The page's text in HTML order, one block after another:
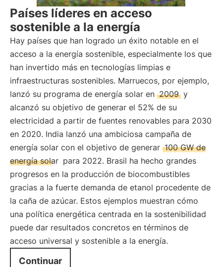
Países líderes en acceso
sostenible a la energía
Hay países que han logrado un éxito notable en el
acceso a la energía sostenible, especialmente los que
han invertido más en tecnologías limpias e
infraestructuras sostenibles. Marruecos, por ejemplo,
lanzó su programa de energía solar en 2009 y
alcanzó su objetivo de generar el 52% de su
electricidad a partir de fuentes renovables para 2030
en 2020. India lanzó una ambiciosa campaña de
energía solar con el objetivo de generar 100 GW de
energía solar para 2022. Brasil ha hecho grandes
progresos en la producción de biocombustibles
gracias a la fuerte demanda de etanol procedente de
la caña de azúcar. Estos ejemplos muestran cómo
una política energética centrada en la sostenibilidad
puede dar resultados concretos en términos de
acceso universal y sostenible a la energía.
Continuar